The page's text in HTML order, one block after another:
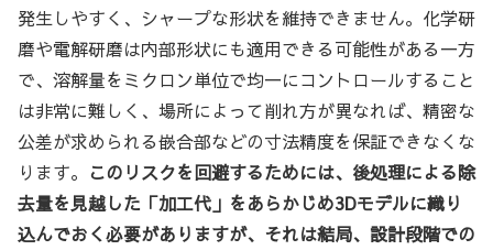
発生しやすく、シャープな形状を維持できません。化学研
磨や電解研磨は内部形状にも適用できる可能性がある一方
で、溶解量をミクロン単位で均一にコントロールすること
は非常に難しく、場所によって削れ方が異なれば、精密な
公差が求められる嵌合部などの寸法精度を保証できなくな
ります。 このリスクを回避するためには、後処理による除
去量を見越した「加工代」をあらかじめ3Dモデルに織り
込んでおく必要がありますが、それは結局、設計段階での